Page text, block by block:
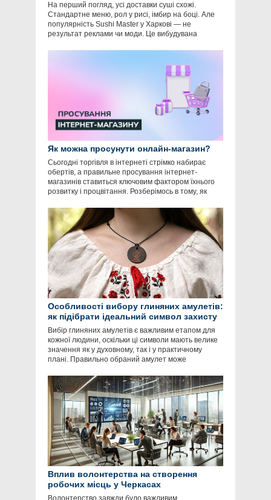
На перший погляд, усі доставки суші схожі.
Стандартне меню, рол у рисі, імбир на боці. Але
популярність Sushi Master у Харкові — не
результат реклами чи моди. Це вибудувана
Як можна просунути онлайн-магазин?
Сьогодні торгівля в інтернеті стрімко набирає
обертів, а правильне просування інтернет-
магазинів ставиться ключовим фактором їхнього
розвитку і процвітання. Розберімось в тому, як
Особливості вибору глиняних амулетів:
як підібрати ідеальний символ захисту
Вибір глиняних амулетів є важливим етапом для
кожної людини, оскільки ці символи мають велике
значення як у духовному, так і у практичному
плані. Правильно обраний амулет може
Вплив волонтерства на створення
робочих місць у Черкасах